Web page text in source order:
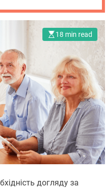
18 min read
догляду за